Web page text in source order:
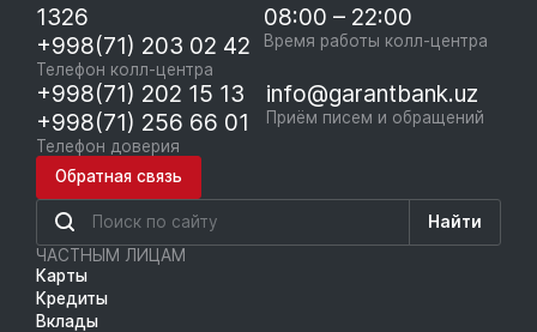
1326
+998(71) 203 02 42
Телефон колл-центра
08:00 – 22:00
Время работы колл-центра
+998(71) 202 15 13
+998(71) 256 66 01
Телефон доверия
info@garantbank.uz
Приём писем и обращений
Обратная связь
Найти
ЧАСТНЫМ ЛИЦАМ
Карты
Кредиты
Вклады